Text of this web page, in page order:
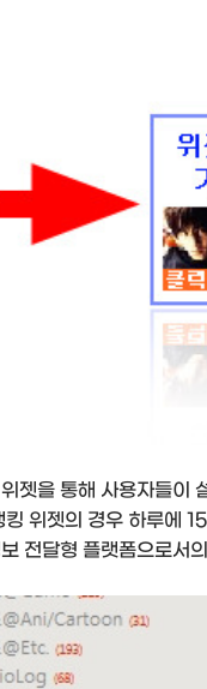
젯을 통해 사용자들이
위젯의 경우 하루에
전달형 플랫폼으로서